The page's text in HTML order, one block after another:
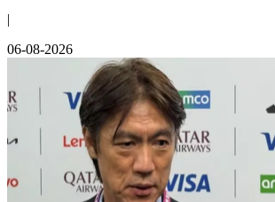
|
06-08-2026